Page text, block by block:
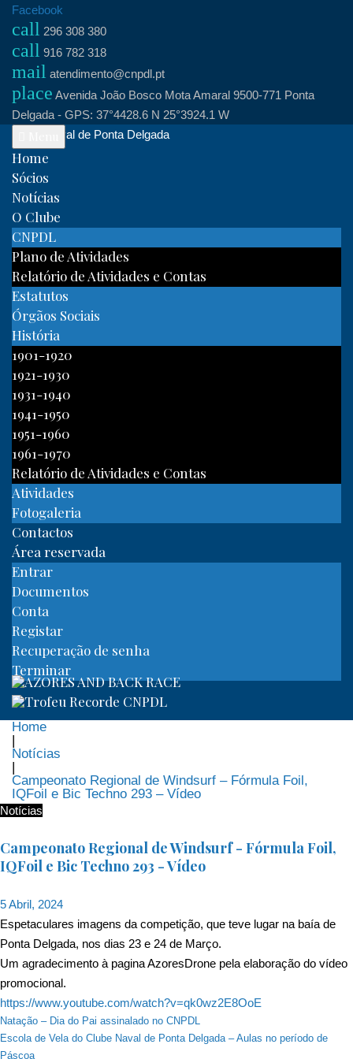
Skip
content
Facebook
call 296 308 380
call 916 782 318
mail atendimento@cnpdl.pt
place Avenida João Bosco Mota Amaral 9500-771 Ponta
Delgada - GPS: 37°4428.6 N 25°3924.1 W
Clube Naval de Ponta Delgada
Home
Sócios
Notícias
O Clube
CNPDL
Plano de Atividades
Relatório de Atividades e Contas
Estatutos
Órgãos Sociais
História
1901-1920
1921-1930
1931-1940
1941-1950
1951-1960
1961-1970
Relatório de Atividades e Contas
Atividades
Fotogaleria
Contactos
Área reservada
Entrar
Documentos
Conta
Registar
Recuperação de senha
Terminar
Home
|
Notícias
|
Campeonato Regional de Windsurf – Fórmula Foil,
IQFoil e Bic Techno 293 – Vídeo
Notícias
Campeonato Regional de Windsurf - Fórmula Foil,
IQFoil e Bic Techno 293 - Vídeo
5 Abril, 2024
Espetaculares imagens da competição, que teve lugar na baía de
Ponta Delgada, nos dias 23 e 24 de Março.
Um agradecimento à pagina AzoresDrone pela elaboração do vídeo
promocional.
https://www.youtube.com/watch?v=qk0wz2E8OoE
Navegação
de
Natação – Dia do Pai assinalado no CNPDL
Escola de Vela do Clube Naval de Ponta Delgada – Aulas no período de
Páscoa